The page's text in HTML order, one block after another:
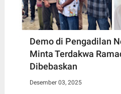
Demo di Pengadilan
Minta Terdakwa
Dibebaskan
Desember 03, 2025